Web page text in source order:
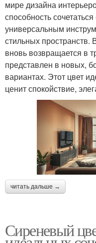
мире дизайна
способность
универсальным
стильных пространств.
вновь возвращается в
представлен в новых,
вариантах. Этот цвет
ценит спокойствие,
читать дальше →
Сиреневый